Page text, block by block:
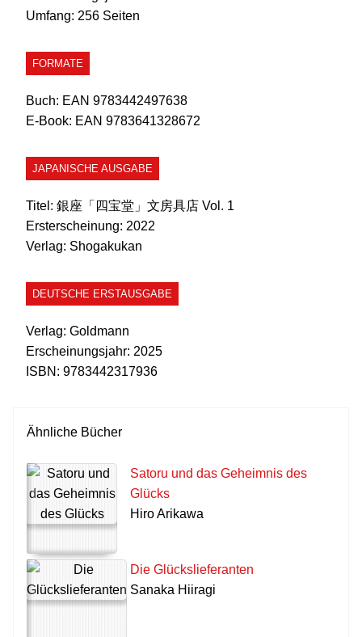
Umfang: 256 Seiten
FORMATE
Buch: EAN 9783442497638
E-Book: EAN 9783641328672
JAPANISCHE AUSGABE
Titel: 銀座「四宝堂」文房具店 Vol. 1
Ersterscheinung: 2022
Verlag: Shogakukan
DEUTSCHE ERSTAUSGABE
Verlag: Goldmann
Erscheinungsjahr: 2025
ISBN: 9783442317936
Ähnliche Bücher
Satoru und das Geheimnis des
Glücks
Hiro Arikawa
Die Glückslieferanten
Sanaka Hiiragi